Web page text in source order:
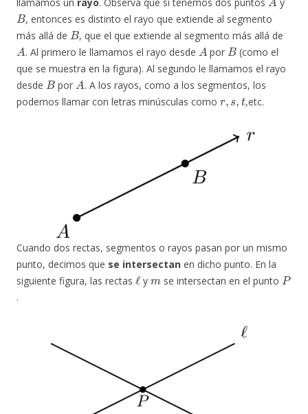
B
, entonces es distinto el rayo que extiende al segmento
más allá de
B
, que el que extiende al segmento más allá de
A
. Al primero le llamamos el rayo desde
A
por
B
(como el
que se muestra en la figura). Al segundo le llamamos el rayo
desde
B
por
A
. A los rayos, como a los segmentos, los
podemos llamar con letras minúsculas como
r,s,t
,etc.
Cuando dos rectas, segmentos o rayos pasan por un mismo
punto, decimos que se intersectan en dicho punto. En la
siguiente figura, las rectas
ℓ
y
m
se intersectan en el punto
P
.